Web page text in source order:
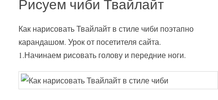
Рисуем чиби Твайлайт
Как нарисовать Твайлайт в стиле чиби поэтапно
карандашом. Урок от посетителя сайта.
1.Начинаем рисовать голову и передние ноги.